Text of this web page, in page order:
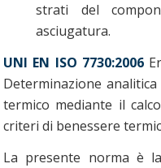
strati del
asciugatura.
UNI EN ISO 7730:2006
Determinazione
termico mediante il
criteri di benessere
La presente norma è